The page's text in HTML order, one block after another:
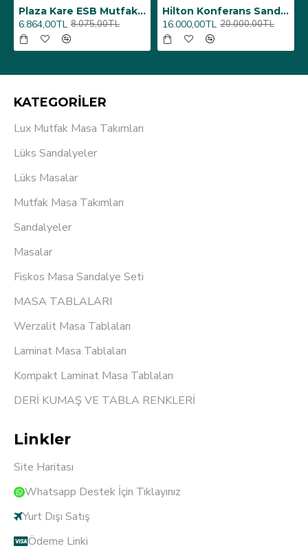
Üst Üste Konan Hilton Konferans Sandalye - (4 Adet)
12.000,00TL 15.000,00TL
Porselen Masa Tablası 80X160
26.350,00TL 31.000,00TL
KATEGORİLER
Lux Mutfak Masa Takımları
Lüks Sandalyeler
Lüks Masalar
Mutfak Masa Takımları
Sandalyeler
Masalar
Fiskos Masa Sandalye Seti
MASA TABLALARI
Werzalit Masa Tablaları
Laminat Masa Tablaları
Kompakt Laminat Masa Tablaları
DERİ KUMAŞ VE TABLA RENKLERİ
Linkler
Site Haritası
Whatsapp Destek İçin Tıklayınız
Yurt Dışı Satış
Ödeme Linki